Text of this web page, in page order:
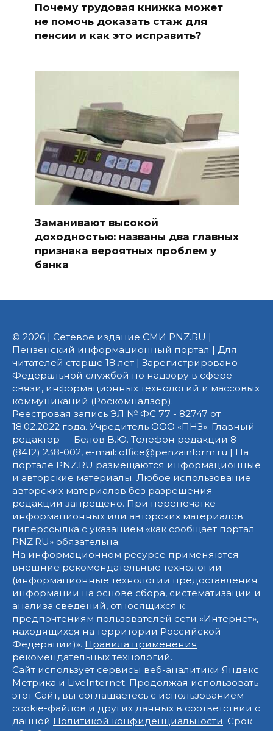
Почему трудовая книжка может
не помочь доказать стаж для
пенсии и как это исправить?
Заманивают высокой
доходностью: названы два главных
признака вероятных проблем у
банка
© 2026 | Сетевое издание СМИ PNZ.RU |
Пензенский информационный портал | Для
читателей старше 18 лет | Зарегистрировано
Федеральной службой по надзору в сфере
связи, информационных технологий и массовых
коммуникаций (Роскомнадзор).
Реестровая запись ЭЛ № ФС 77 - 82747 от
18.02.2022 года. Учредитель ООО «ПНЗ». Главный
редактор — Белов В.Ю. Телефон редакции 8
(8412) 238-002, e-mail: office@penzainform.ru | На
портале PNZ.RU размещаются информационные
и авторские материалы. Любое использование
авторских материалов без разрешения
редакции запрещено. При перепечатке
информационных или авторских материалов
гиперссылка с указанием «как сообщает портал
PNZ.RU» обязательна.
На информационном ресурсе применяются
внешние рекомендательные технологии
(информационные технологии предоставления
информации на основе сбора, систематизации и
анализа сведений, относящихся к
предпочтениям пользователей сети «Интернет»,
находящихся на территории Российской
Федерации)». Правила применения
рекомендательных технологий.
Сайт использует сервисы веб-аналитики Яндекс
Метрика и LiveInternet. Продолжая использовать
этот Сайт, вы соглашаетесь с использованием
cookie-файлов и других данных в соответствии с
данной Политикой конфиденциальности. Срок